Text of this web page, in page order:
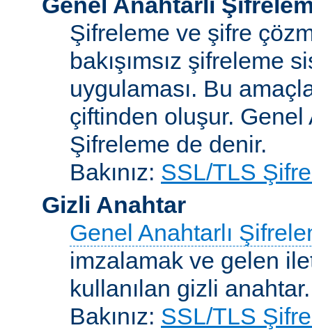
Şifreleme ve şifre
bakışımsız şifreleme
uygulaması. Bu
çiftinden oluşur. Genel
Şifreleme de denir.
Bakınız: SSL/TLS
Gizli Anahtar
Genel Anahtarlı
imzalamak ve gelen
kullanılan gizli anahtar.
Bakınız: SSL/TLS